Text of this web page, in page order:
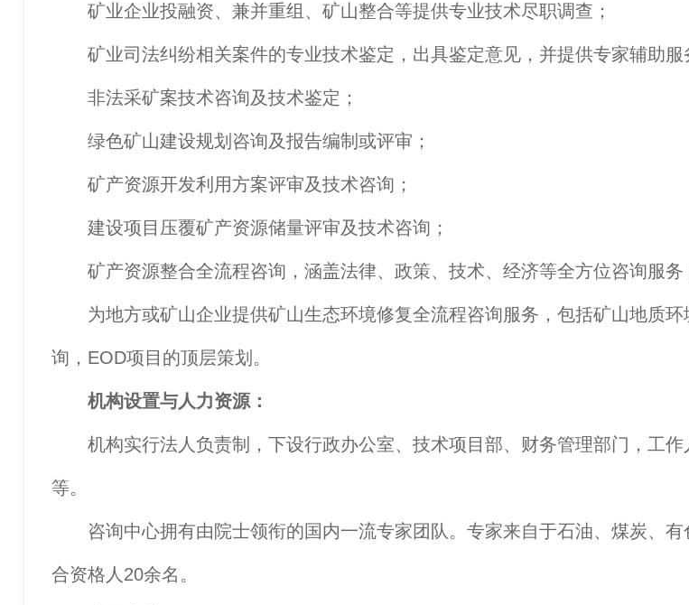
矿业企业投融资、兼并重组、矿山整合等提供专业技术尽职调查；
矿业司法纠纷相关案件的专业技术鉴定，出具鉴定意见，并提供专家辅助服
非法采矿案技术咨询及技术鉴定；
绿色矿山建设规划咨询及报告编制或评审；
矿产资源开发利用方案评审及技术咨询；
建设项目压覆矿产资源储量评审及技术咨询；
矿产资源整合全流程咨询，涵盖法律、政策、技术、经济等全方位咨询服务
为地方或矿山企业提供矿山生态环境修复全流程咨询服务，包括矿山地质环
询，EOD项目的顶层策划。
机构设置与人力资源：
机构实行法人负责制，下设行政办公室、技术项目部、财务管理部门，工作
等。
咨询中心拥有由院士领衔的国内一流专家团队。专家来自于石油、煤炭、有
合资格人20余名。